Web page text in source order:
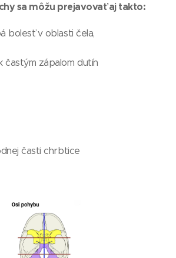
sa môžu prejavovať aj takto:
bolesť v oblasti čela,
častým zápalom dutín
časti chrbtice